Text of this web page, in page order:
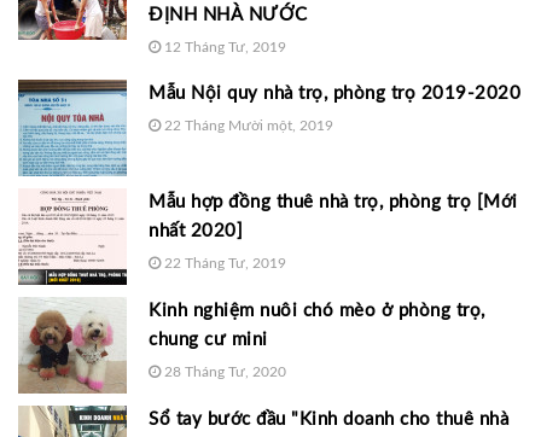
ĐỊNH NHÀ NƯỚC
12 Tháng Tư, 2019
Mẫu Nội quy nhà trọ, phòng trọ 2019-2020
22 Tháng Mười một, 2019
Mẫu hợp đồng thuê nhà trọ, phòng trọ [Mới
nhất 2020]
22 Tháng Tư, 2019
Kinh nghiệm nuôi chó mèo ở phòng trọ,
chung cư mini
28 Tháng Tư, 2020
Sổ tay bước đầu "Kinh doanh cho thuê nhà